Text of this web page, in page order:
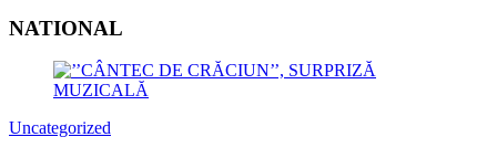
NATIONAL
Uncategorized